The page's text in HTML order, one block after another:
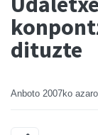
dituzte
Anboto 2007ko